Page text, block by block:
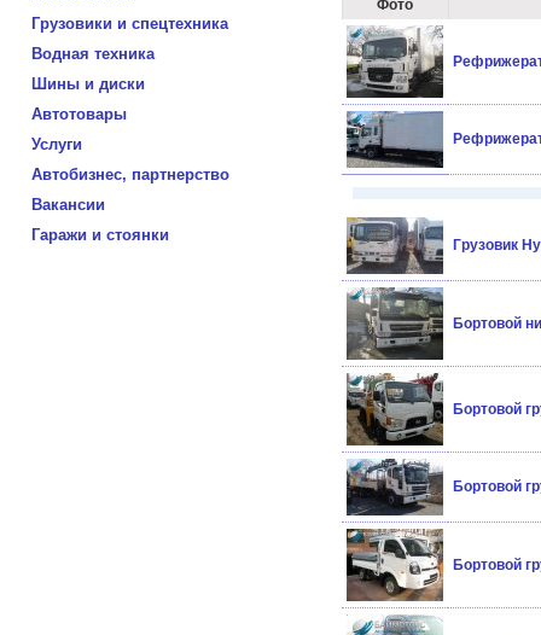
Грузовики и спецтехника
Водная техника
Шины и диски
Автотовары
Услуги
Автобизнес, партнерство
Вакансии
Гаражи и стоянки
Фото
Грузовик
Бортовой
Бортовой
Бортовой
Бортовой